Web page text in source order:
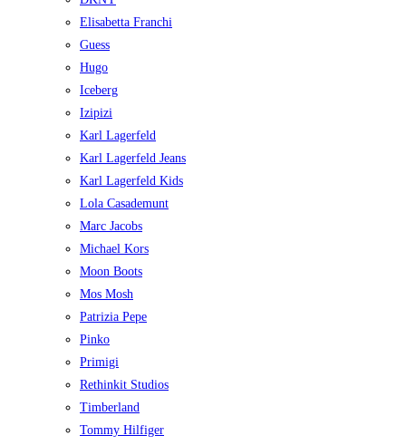
Elisabetta Franchi
Guess
Hugo
Iceberg
Izipizi
Karl Lagerfeld
Karl Lagerfeld Jeans
Karl Lagerfeld Kids
Lola Casademunt
Marc Jacobs
Michael Kors
Moon Boots
Mos Mosh
Patrizia Pepe
Pinko
Primigi
Rethinkit Studios
Timberland
Tommy Hilfiger